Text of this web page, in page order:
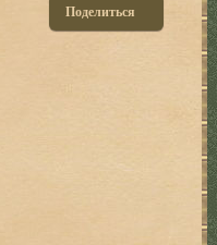
Поделиться